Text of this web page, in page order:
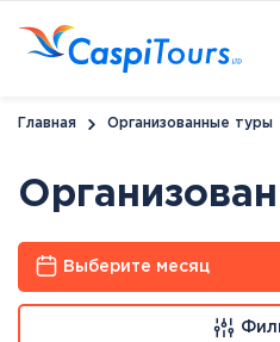
Главная Организованные туры
Выберите месяц